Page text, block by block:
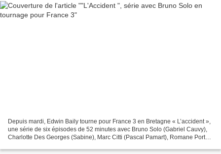
Depuis mardi, Edwin Baily tourne pour France 3 en Bretagne « L’accident »,
une série de six épisodes de 52 minutes avec Bruno Solo (Gabriel Cauvy),
Charlotte Des Georges (Sabine), Marc Citti (Pascal Pamart), Romane Portail